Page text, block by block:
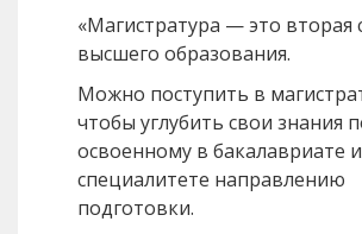
«Магистратура — это вторая
высшего образования.
Можно поступить в
чтобы углубить свои знания
освоенному в бакалавриате
специалитете направлению
подготовки.